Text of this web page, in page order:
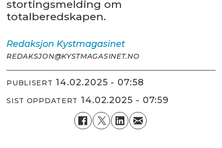
stortingsmelding om
totalberedskapen.
Redaksjon Kystmagasinet
REDAKSJON@KYSTMAGASINET.NO
PUBLISERT 14.02.2025 - 07:58
SIST OPPDATERT 14.02.2025 - 07:59